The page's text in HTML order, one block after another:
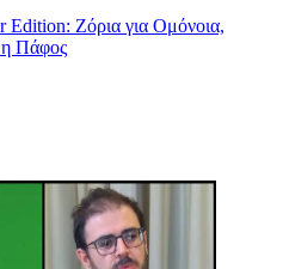
Ζόρια για Ομόνοια,
η Πάφος